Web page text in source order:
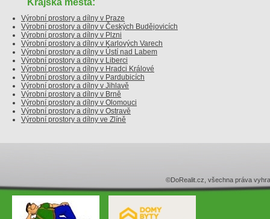
Krajská města:
Výrobní prostory a dílny v Praze
Výrobní prostory a dílny v Českých Budějovicích
Výrobní prostory a dílny v Plzni
Výrobní prostory a dílny v Karlových Varech
Výrobní prostory a dílny v Ústí nad Labem
Výrobní prostory a dílny v Liberci
Výrobní prostory a dílny v Hradci Králové
Výrobní prostory a dílny v Pardubicích
Výrobní prostory a dílny v Jihlavě
Výrobní prostory a dílny v Brně
Výrobní prostory a dílny v Olomouci
Výrobní prostory a dílny v Ostravě
Výrobní prostory a dílny ve Zlíně
©DoRealit.cz, všechna práva